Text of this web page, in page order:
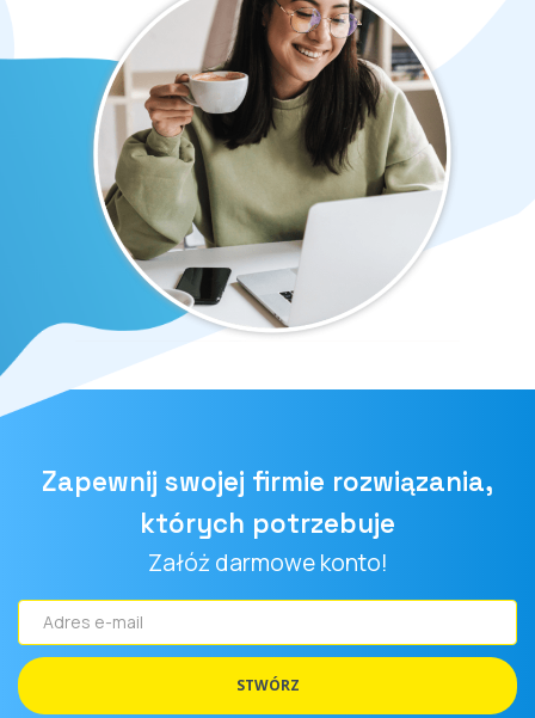
Zapewnij swojej firmie rozwiązania,
których potrzebuje
Załóż darmowe konto!
Adres
e-
mail
STWÓRZ